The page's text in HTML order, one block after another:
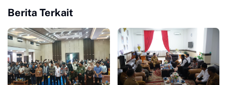
Berita Terkait